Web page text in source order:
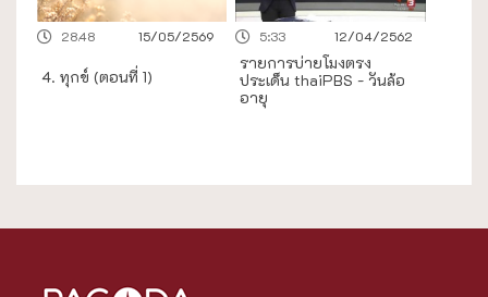
15/05/2569
28.48
4. ทุกข์ (ตอนที่ 1)
12/04/2562
5:33
รายการบ่ายโมงตรง
ประเด็น thaiPBS - วันล้อ
อายุ